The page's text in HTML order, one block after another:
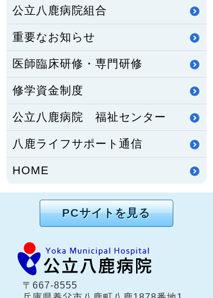
公立八鹿病院組合
重要なお知らせ
医師臨床研修・専門研修
修学資金制度
公立八鹿病院 福祉センター
八鹿ライフサポート通信
HOME
PCサイトを見る
〒667-8555